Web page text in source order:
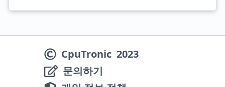
CpuTronic 2023
문의하기